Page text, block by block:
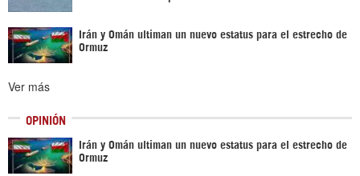
Irán y Omán ultiman un nuevo estatus para el estrecho de
Ormuz
Ver más
OPINIÓN
Irán y Omán ultiman un nuevo estatus para el estrecho de
Ormuz